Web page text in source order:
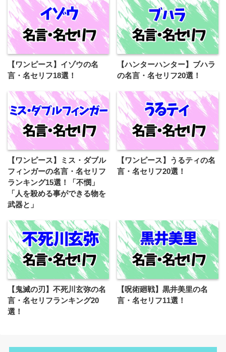
【ワンピース】イゾウの名
言・名セリフ18選！
【ハンターハンター】ブハラ
の名言・名セリフ20選！
【ワンピース】ミス・ダブル
フィンガーの名言・名セリフ
ランキング15選！「不憫」
「人を殺める事ができる物を
武器と」
【ワンピース】うるティの名
言・名セリフ20選！
【鬼滅の刃】不死川玄弥の名
言・名セリフランキング20
選！
【呪術廻戦】黒井美里の名
言・名セリフ11選！